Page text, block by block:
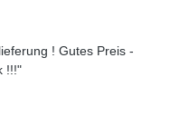
! Gutes Preis -
!!!"